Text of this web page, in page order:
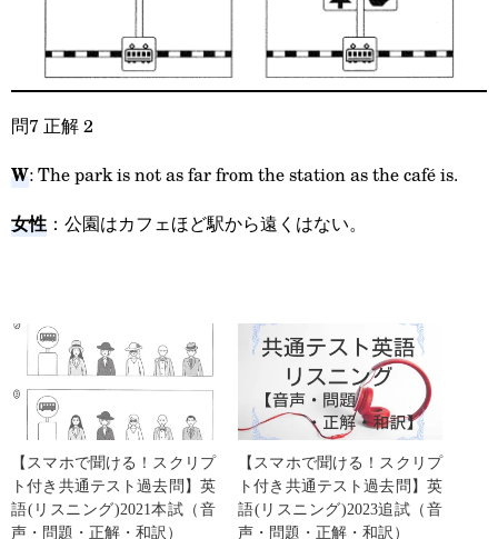
問7 正解 2
W: The park is not as far from the station as the café is.
女性 ：公園はカフェほど駅から遠くはない。
【スマホで聞ける！スクリプ
ト付き共通テスト過去問】英
語(リスニング)2021本試（音
声・問題・正解・和訳）
【スマホで聞ける！スクリプ
ト付き共通テスト過去問】英
語(リスニング)2023追試（音
声・問題・正解・和訳）